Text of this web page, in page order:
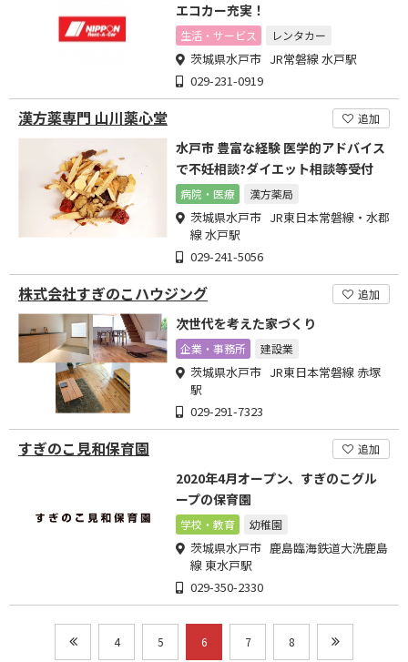
エコカー充実！
生活・サービス レンタカー
茨城県水戸市 JR常磐線 水戸駅
029-231-0919
漢方薬専門 山川薬心堂 追加
水戸市 豊富な経験 医学的アドバイス
で不妊相談?ダイエット相談等受付
病院・医療 漢方薬局
茨城県水戸市 JR東日本常磐線・水郡
線 水戸駅
029-241-5056
株式会社すぎのこハウジング 追加
次世代を考えた家づくり
企業・事務所 建設業
茨城県水戸市 JR東日本常磐線 赤塚
駅
029-291-7323
すぎのこ見和保育園 追加
2020年4月オープン、すぎのこグル
ープの保育園
学校・教育 幼稚園
茨城県水戸市 鹿島臨海鉄道大洗鹿島
線 東水戸駅
029-350-2330
4 5 6 7 8